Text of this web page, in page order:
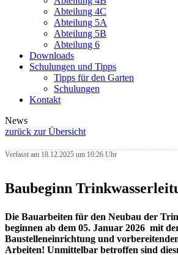
Abteilung 4C
Abteilung 5A
Abteilung 5B
Abteilung 6
Downloads
Schulungen und Tipps
Tipps für den Garten
Schulungen
Kontakt
News
zurück zur Übersicht
Verfasst am 18.12.2025 um 10:26 Uhr
Baubeginn
Die Bauarbeiten für den Neubau der
beginnen ab dem 05. Januar 2026 mit
Baustelleneinrichtung und
Arbeiten! Unmittelbar betroffen sind